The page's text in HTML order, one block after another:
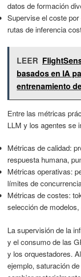
datos de formación
Supervise el coste
rutas de inferencia
LEER
basados en IA
entrenamiento
Entre las métricas
LLM y los agentes se
Métricas de calidad:
respuesta humana,
Métricas operativas:
límites de
Métricas de costes:
selección de
La supervisión de la
y el consumo de las
y los orquestadores.
ejemplo, saturación